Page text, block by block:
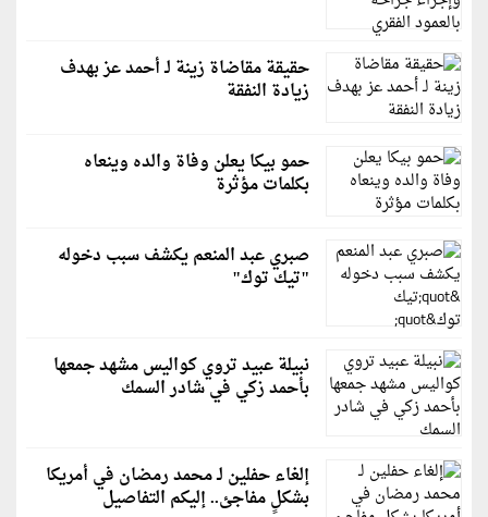
حقيقة مقاضاة زينة لـ أحمد عز بهدف
زيادة النفقة
حمو بيكا يعلن وفاة والده وينعاه
بكلمات مؤثرة
صبري عبد المنعم يكشف سبب دخوله
"تيك توك"
نبيلة عبيد تروي كواليس مشهد جمعها
بأحمد زكي في شادر السمك
إلغاء حفلين لـ محمد رمضان في أمريكا
بشكلٍ مفاجئ.. إليكم التفاصيل